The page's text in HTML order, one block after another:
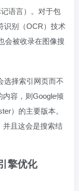
语言）。对于包
识别（OCR）技术
会被收录在图像搜
选择索引网页而不
容，则Google倾
）的主要版本。
并且这会是搜索结
擎优化